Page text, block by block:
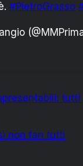
#PietroGrasso
non fan tutti